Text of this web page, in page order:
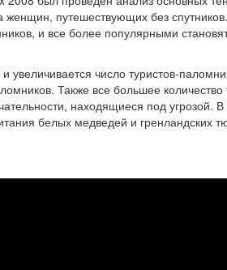
женщин, путешествующих без
и все более популярными
увеличивается число туристов-
Также все большее
находящиеся под угрозой. В
белых медведей и гренландских